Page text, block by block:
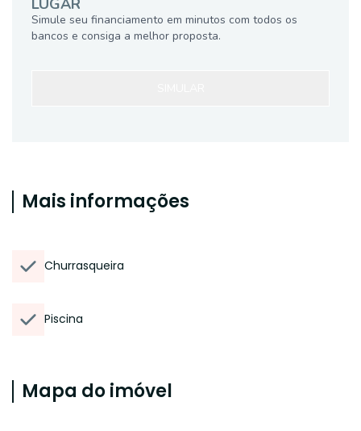
LUGAR
Simule seu financiamento em minutos com todos os
bancos e consiga a melhor proposta.
Mais informações
Churrasqueira
Piscina
Mapa do imóvel